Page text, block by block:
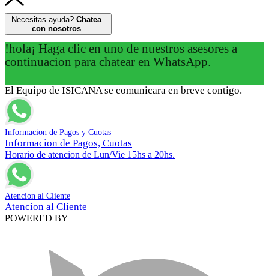
Necesitas ayuda? Chatea
con nosotros
!hola¡ Haga clic en uno de nuestros asesores a
continuacion para chatear en WhatsApp.
El Equipo de ISICANA se comunicara en breve contigo.
Informacion de Pagos y Cuotas
Informacion de Pagos, Cuotas
Horario de atencion de Lun/Vie 15hs a 20hs.
Atencion al Cliente
Atencion al Cliente
POWERED BY